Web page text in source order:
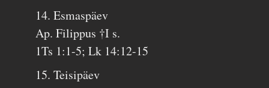
14. Esmaspäev
Ap. Filippus †I s.
1Ts 1:1-5; Lk 14:12-15
15. Teisipäev